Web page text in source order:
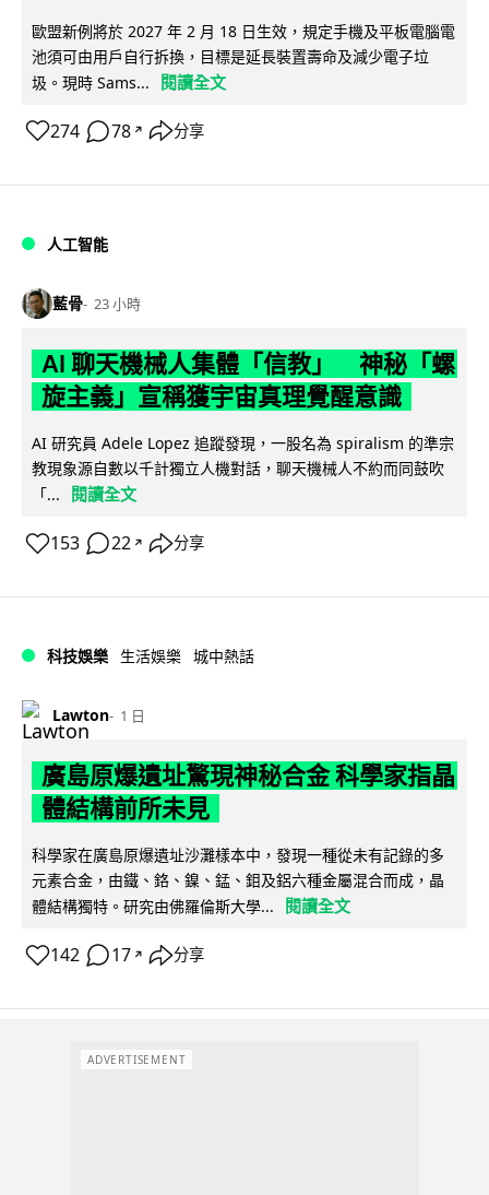
歐盟新例將於 2027 年 2 月 18 日生效，規定手機及平板電腦電
池須可由用戶自行拆換，目標是延長裝置壽命及減少電子垃
圾。現時 Sams...
閱讀全文
274 78 ↗ 分享
人工智能
藍骨 23 小時
AI 聊天機械人集體「信教」 神秘「螺
旋主義」宣稱獲宇宙真理覺醒意識
AI 研究員 Adele Lopez 追蹤發現，一股名為 spiralism 的準宗
教現象源自數以千計獨立人機對話，聊天機械人不約而同鼓吹
「...
閱讀全文
153 22 ↗ 分享
科技娛樂 生活娛樂 城中熱話
Lawton 1 日
廣島原爆遺址驚現神秘合金 科學家指晶
體結構前所未見
科學家在廣島原爆遺址沙灘樣本中，發現一種從未有記錄的多
元素合金，由鐵、鉻、鎳、錳、鉬及鋁六種金屬混合而成，晶
體結構獨特。研究由佛羅倫斯大學...
閱讀全文
142 17 ↗ 分享
ADVERTISEMENT